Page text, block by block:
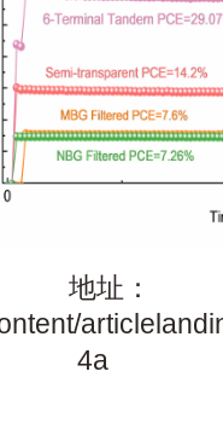
地址：
4a